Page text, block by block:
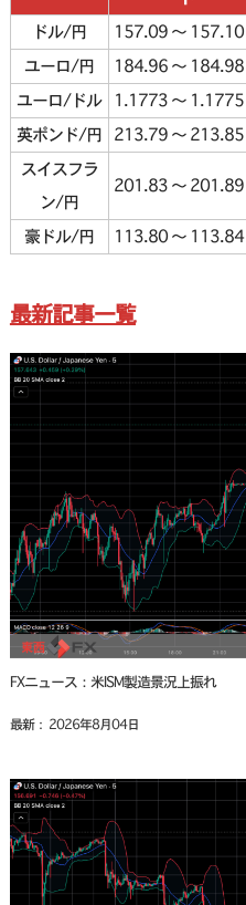
ドル/円
157.09 〜 157.10
ユーロ/円
184.96 〜 184.98
ユーロ/ドル
1.1773 〜 1.1775
英ポンド/円
213.79 〜 213.85
スイスフラ
ン/円
201.83 〜 201.89
豪ドル/円 113.80 〜 113.84
最新記事一覧
FXニュース：米ISM製造景況上振れ
最新： 2026年8月04日